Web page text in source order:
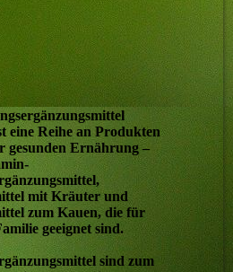
Reihe an Produkten
gesunden Ernährung –
mit Kräuter und
zum Kauen, die für
geeignet sind.
sind zum